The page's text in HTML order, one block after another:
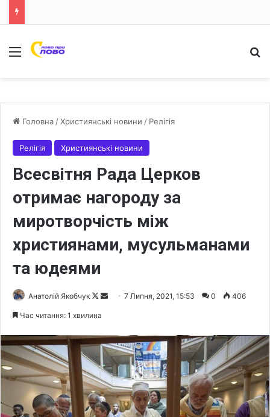
Меню
Головна /Християнські новини / Релігія
Релігія Християнські новини
Всесвітня Рада Церков
отримає нагороду за
миротворчість між
християнами, мусульманами
та юдеями
Анатолій Якобчук
F
l
o
w
o
n
X
d
a
n
e
m
a
7 Липня, 2021, 15:53 0 406
Час читання: 1 хвилина